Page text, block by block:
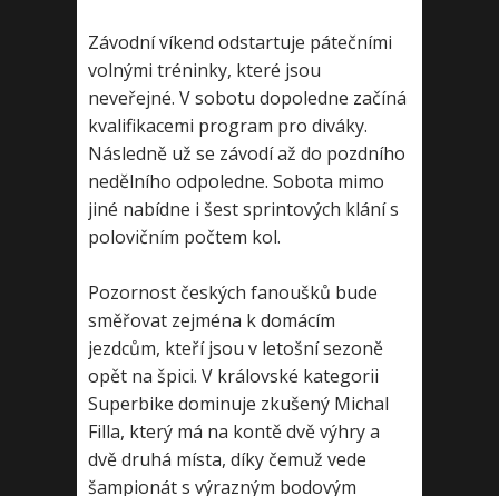
Závodní víkend odstartuje pátečními
volnými tréninky, které jsou
neveřejné. V sobotu dopoledne začíná
kvalifikacemi program pro diváky.
Následně už se závodí až do pozdního
nedělního odpoledne. Sobota mimo
jiné nabídne i šest sprintových klání s
polovičním počtem kol.
Pozornost českých fanoušků bude
směřovat zejména k domácím
jezdcům, kteří jsou v letošní sezoně
opět na špici. V královské kategorii
Superbike dominuje zkušený Michal
Filla, který má na kontě dvě výhry a
dvě druhá místa, díky čemuž vede
šampionát s výrazným bodovým